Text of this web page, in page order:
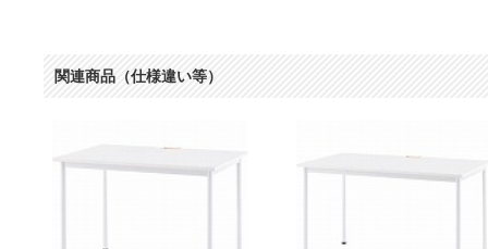
関連商品（仕様違い等）